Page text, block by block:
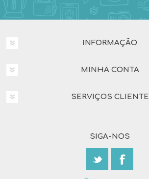
INFORMAÇÃO
MINHA CONTA
SERVIÇOS CLIENTE
SIGA-NOS